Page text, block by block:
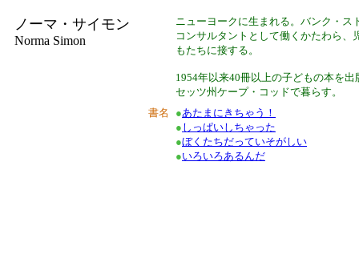
ノーマ・サイモン
Norma Simon
ニューヨークに生まれる。バンク・ス
コンサルタントとして働くかたわら
もたちに接する。
1954年以来40冊以上の子どもの本を
セッツ州ケープ・コッドで暮らす。
書名
●あたまにきちゃう！
● しっぱいしちゃった
●ぼくたちだっていそがしい
●いろいろあるんだ